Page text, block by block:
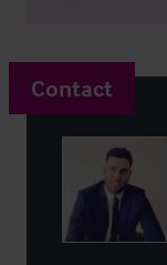
Contact